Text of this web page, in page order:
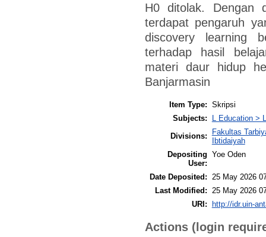
H0 ditolak. Dengan
terdapat pengaruh
discovery learning
terhadap hasil
materi daur hidup
Banjarmasin
Item Type: Skripsi
Subjects:
L Education >
Divisions:
Fakultas
Ibtidaiyah
Depositing
User:
Yoe Oden
Date Deposited:
25 May 2026
Last Modified:
25 May 2026
URI: http://idr.uin-
Actions (login